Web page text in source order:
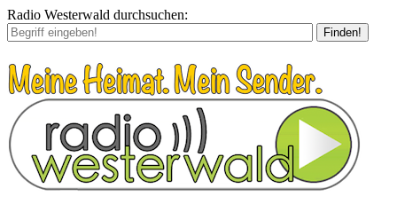
Radio Westerwald durchsuchen:
Finden!